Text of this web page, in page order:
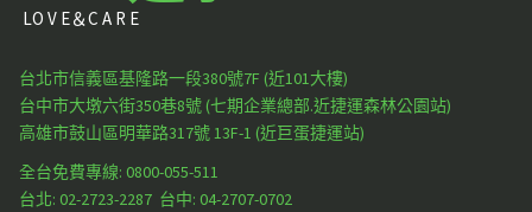
LO V E＆C A R E
台北市信義區基隆路一段380號7F (近101大樓)
台中市大墩六街350巷8號 (七期企業總部.近捷運森林公園站)
高雄市鼓山區明華路317號 13F-1 (近巨蛋捷運站)
全台免費專線: 0800-055-511
台北: 02-2723-2287 台中: 04-2707-0702